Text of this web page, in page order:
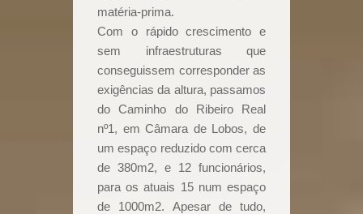
matéria-prima.
Com o rápido crescimento e
sem infraestruturas que
conseguissem corresponder as
exigências da altura, passamos
do Caminho do Ribeiro Real
nº1, em Câmara de Lobos, de
um espaço reduzido com cerca
de 380m2, e 12 funcionários,
para os atuais 15 num espaço
de 1000m2. Apesar de tudo,